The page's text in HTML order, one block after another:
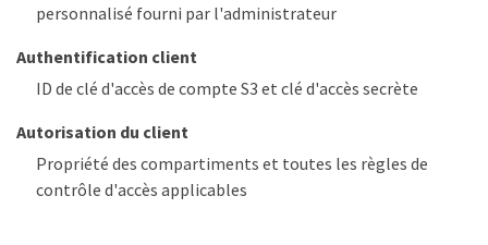
personnalisé fourni par l'administrateur
Authentification client
ID de clé d'accès de compte S3 et clé d'accès secrète
Autorisation du client
Propriété des compartiments et toutes les règles de
contrôle d'accès applicables